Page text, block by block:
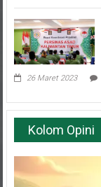
26 Maret 2023
Kolom Opini